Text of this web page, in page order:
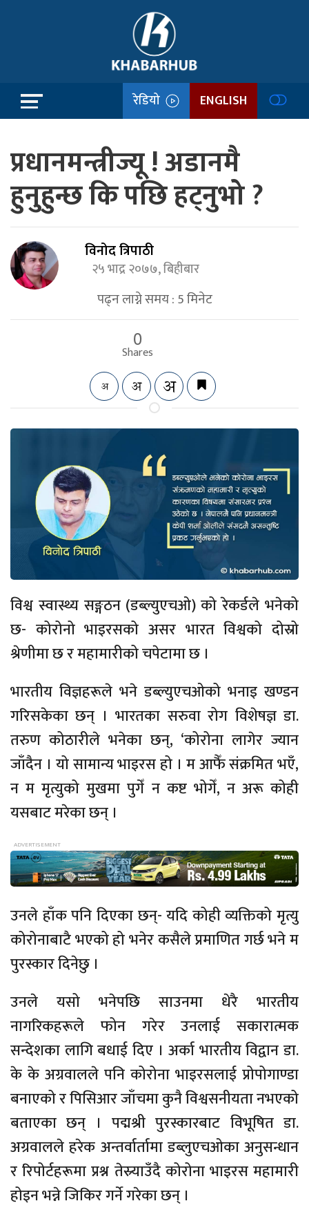
रेडियो ENGLISH
प्रधानमन्त्रीज्यू ! अडानमै
हुनुहुन्छ कि पछि हट्नुभो ?
विनोद त्रिपाठी
२५ भाद्र २०७७, बिहीबार
पढ्न लाग्ने समय :5मिनेट
0
Shares
विश्व स्वास्थ्य सङ्गठन (डब्ल्युएचओ) को रेकर्डले भनेको
छ- कोरोनो भाइरसको असर भारत विश्वको दोस्रो
श्रेणीमा छ र महामारीको चपेटामा छ ।
भारतीय विज्ञहरूले भने डब्ल्युएचओको भनाइ खण्डन
गरिसकेका छन् । भारतका सरुवा रोग विशेषज्ञ डा.
तरुण कोठारीले भनेका छन्, ‘कोरोना लागेर ज्यान
जाँदैन । यो सामान्य भाइरस हो । म आफैँ संक्रमित भएँ,
न म मृत्युको मुखमा पुगेँ न कष्ट भोगेँ, न अरू कोही
यसबाट मरेका छन् ।
उनले हाँक पनि दिएका छन्- यदि कोही व्यक्तिको मृत्यु
कोरोनाबाटै भएको हो भनेर कसैले प्रमाणित गर्छ भने म
पुरस्कार दिनेछु ।
उनले यसो भनेपछि साउनमा धेरै भारतीय
नागरिकहरूले फोन गरेर उनलाई सकारात्मक
सन्देशका लागि बधाई दिए । अर्का भारतीय विद्वान डा.
के के अग्रवालले पनि कोरोना भाइरसलाई प्रोपोगाण्डा
बनाएको र पिसिआर जाँचमा कुनै विश्वसनीयता नभएको
बताएका छन् । पद्मश्री पुरस्कारबाट विभूषित डा.
अग्रवालले हरेक अन्तर्वार्तामा डब्लुएचओका अनुसन्धान
र रिपोर्टहरूमा प्रश्न तेस्र्याउँदै कोरोना भाइरस महामारी
होइन भन्ने जिकिर गर्ने गरेका छन् ।